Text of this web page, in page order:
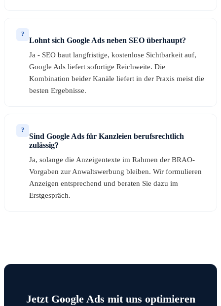
?
Lohnt sich Google Ads neben SEO überhaupt?
Ja - SEO baut langfristige, kostenlose Sichtbarkeit auf,
Google Ads liefert sofortige Reichweite. Die
Kombination beider Kanäle liefert in der Praxis meist die
besten Ergebnisse.
?
Sind Google Ads für Kanzleien berufsrechtlich
zulässig?
Ja, solange die Anzeigentexte im Rahmen der BRAO-
Vorgaben zur Anwaltswerbung bleiben. Wir formulieren
Anzeigen entsprechend und beraten Sie dazu im
Erstgespräch.
Jetzt Google Ads mit uns optimieren